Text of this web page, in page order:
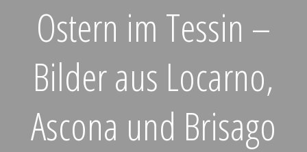
Ostern im Tessin –
Bilder aus Locarno,
Ascona und Brisago